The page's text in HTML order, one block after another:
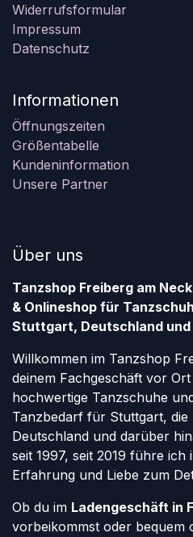
Widerrufsformular
Impressum
Datenschutz
Informationen
Öffnungszeiten
Größentabelle
Kundeninformation
Unsere Partner
Über uns
Tanzshop Freiberg am
& Onlineshop für
Stuttgart, Deutschland
Willkommen im Tanzshop
deinem Fachgeschäft vor
hochwertige Tanzschuhe
Tanzbedarf für Stuttgart, die
Deutschland und darüber
seit 1997, seit 2019 führe
Erfahrung und Liebe zum
Ob du im Ladengeschäft in
vorbeikommst oder bequem